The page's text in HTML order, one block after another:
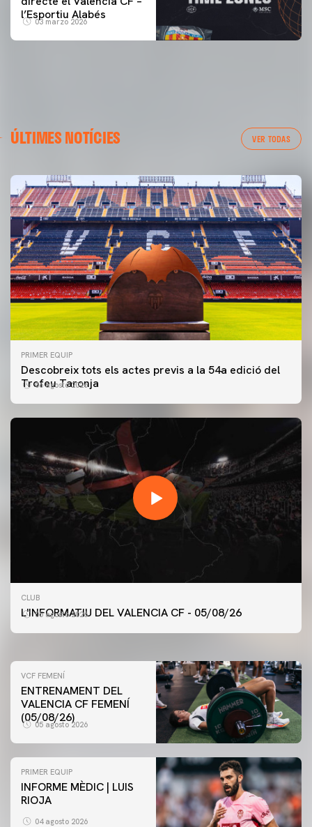
l’Esportiu Alabés
03 marzo 2026
ÚLTIMES NOTÍCIES VER TODAS
PRIMER EQUIP
Descobreix tots els actes previs a la 54a edició del
Trofeu Taronja
06 agosto 2026
CLUB
L'INFORMATIU DEL VALENCIA CF - 05/08/26
05 agosto 2026
PRIMER EQUIP
ENTRENAMENT DEL VALENCIA CF 5/8/2026
VCF FEMENÍ
ENTRENAMENT DEL
VALENCIA CF FEMENÍ
(05/08/26)
05 agosto 2026
PRIMER EQUIP
INFORME MÈDIC | LUIS
RIOJA
04 agosto 2026
VCF FEMENÍ
ENTRENAMENT DEL VALENCIA CF FEMENÍ (04/08/26)